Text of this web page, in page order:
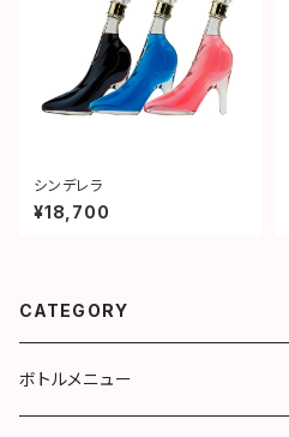
シンデレラ
¥18,700
CATEGORY
ボトルメニュー